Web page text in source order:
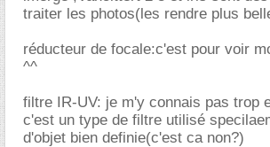
traiter les photos(les rendre plus
réducteur de focale:c'est pour voir
^^
filtre IR-UV: je m'y connais pas trop
c'est un type de filtre utilisé
d'objet bien definie(c'est ca non?)